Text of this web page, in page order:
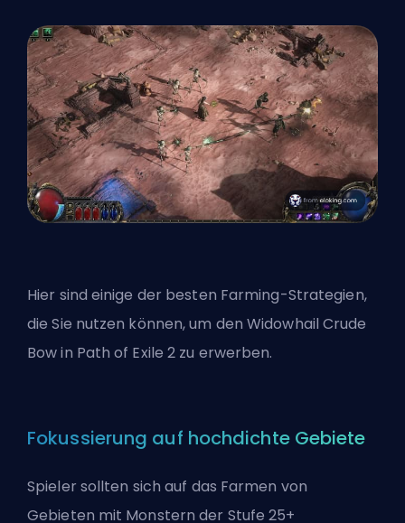
Hier sind einige der besten Farming-Strategien,
die Sie nutzen können, um den Widowhail Crude
Bow in Path of Exile 2 zu erwerben.
Fokussierung auf hochdichte Gebiete
Spieler sollten sich auf das Farmen von
Gebieten mit Monstern der Stufe 25+